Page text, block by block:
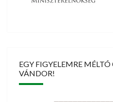
EGY FIGYELEMRE
VÁNDOR!